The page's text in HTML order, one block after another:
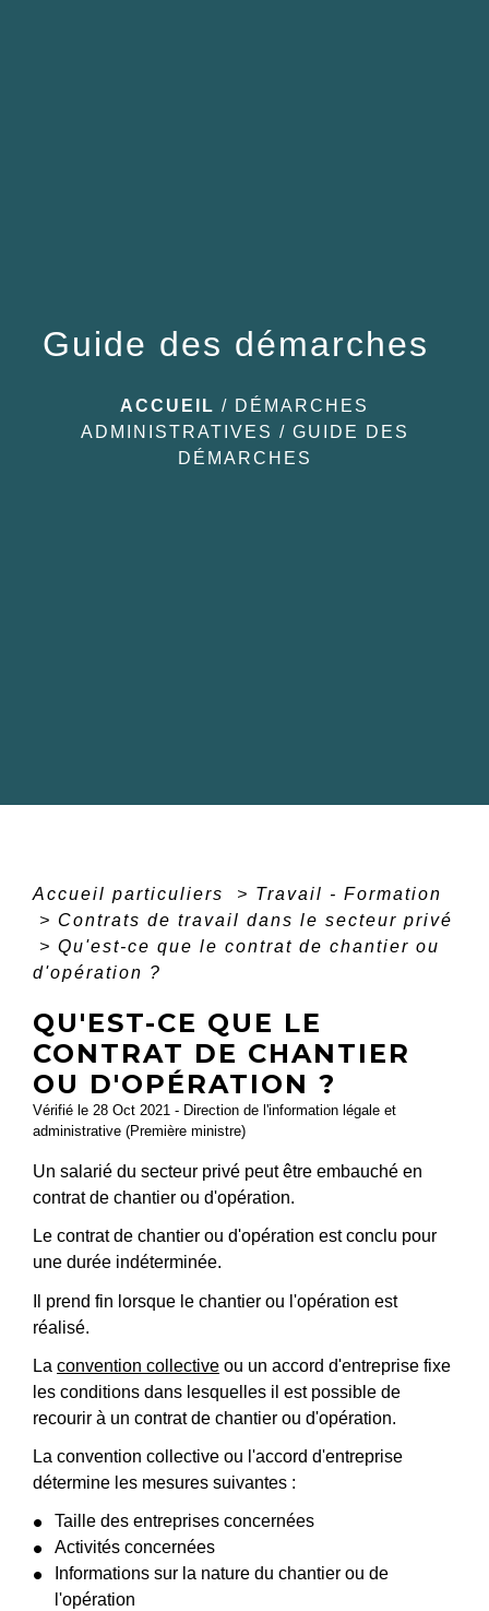
Guide des démarches
ACCUEIL / DÉMARCHES
ADMINISTRATIVES / GUIDE DES
DÉMARCHES
Accueil particuliers > Travail - Formation
> Contrats de travail dans le secteur privé
> Qu'est-ce que le contrat de chantier ou
d'opération ?
QU'EST-CE QUE LE
CONTRAT DE CHANTIER
OU D'OPÉRATION ?
Vérifié le 28 Oct 2021 - Direction de l'information légale et
administrative (Première ministre)
Un salarié du secteur privé peut être embauché en
contrat de chantier ou d'opération.
Le contrat de chantier ou d'opération est conclu pour
une durée indéterminée.
Il prend fin lorsque le chantier ou l'opération est
réalisé.
La convention collective ou un accord d'entreprise fixe
les conditions dans lesquelles il est possible de
recourir à un contrat de chantier ou d'opération.
La convention collective ou l'accord d'entreprise
détermine les mesures suivantes :
Taille des entreprises concernées
Activités concernées
Informations sur la nature du chantier ou de
l'opération